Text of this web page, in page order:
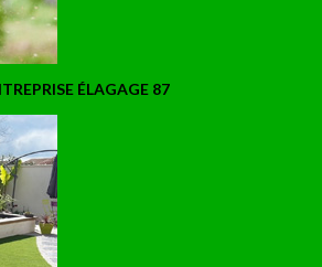
ÉLAGAGE 87